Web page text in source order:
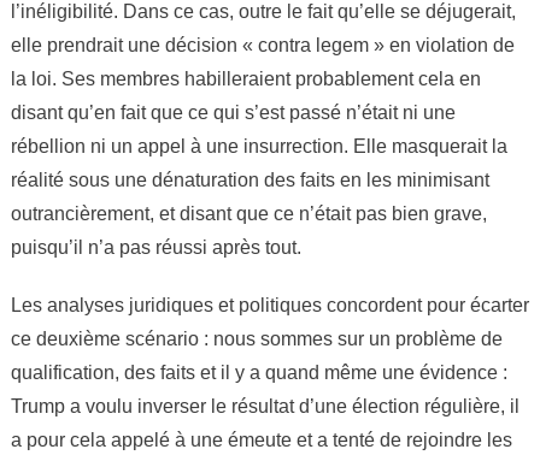
l’inéligibilité. Dans ce cas, outre le fait qu’elle se déjugerait,
elle prendrait une décision « contra legem » en violation de
la loi. Ses membres habilleraient probablement cela en
disant qu’en fait que ce qui s’est passé n’était ni une
rébellion ni un appel à une insurrection. Elle masquerait la
réalité sous une dénaturation des faits en les minimisant
outrancièrement, et disant que ce n’était pas bien grave,
puisqu’il n’a pas réussi après tout.
Les analyses juridiques et politiques concordent pour écarter
ce deuxième scénario : nous sommes sur un problème de
qualification, des faits et il y a quand même une évidence :
Trump a voulu inverser le résultat d’une élection régulière, il
a pour cela appelé à une émeute et a tenté de rejoindre les